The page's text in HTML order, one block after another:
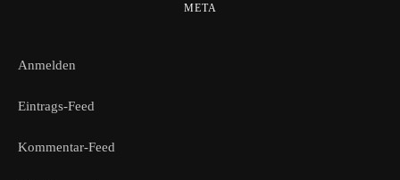
META
Anmelden
Eintrags-Feed
Kommentar-Feed